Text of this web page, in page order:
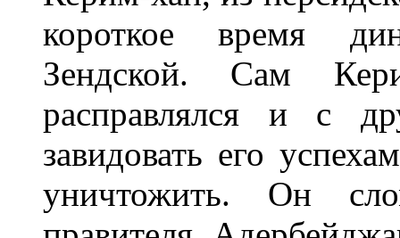
короткое время
Зендской. Сам
расправлялся и с
завидовать его
уничтожить. Он